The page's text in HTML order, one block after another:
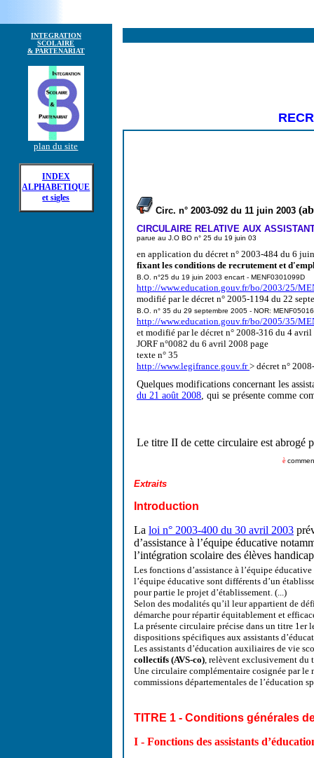
INTEGRATION
SCOLAIRE
& PARTENARIAT
plan du site
INDEX
ALPHABETIQUE
et sigles
Circ. n° 2003-092 du 11 juin 2003
CIRCULAIRE RELATIVE AUX
parue au J.O BO n° 25 du 19 juin 03
en application du décret n° 2003-484 du 6
fixant les conditions de recrutement et
B.O. n°25 du 19 juin 2003 encart - MENF0301099D
http://www.education.gouv.fr/bo/2003/25/
modifié par le décret n° 2005-1194 du 22
B.O. n° 35 du 29 septembre 2005 - NOR:
http://www.education.gouv.fr/bo/2005/35/
et modifié par le décret n° 2008-316 du 4
JORF n°0082 du 6 avril 2008 page
texte n° 35
http://www.legifrance.gouv.fr> décret n°
Quelques modifications concernant les
du 21 août 2008, qui se présente comme
Le titre II de cette circulaire est abrogé
è
Extraits
Introduction
La loi n° 2003-400 du 30 avril 2003
d’assistance à l’équipe éducative
l’intégration scolaire des élèves
Les fonctions d’assistance à l’équipe
l’équipe éducative sont différents d’un
pour partie le projet d’établissement. (...)
Selon des modalités qu’il leur appartient de
démarche pour répartir équitablement et
La présente circulaire précise dans un titre 1er
dispositions spécifiques aux assistants
Les assistants d’éducation auxiliaires de vie
collectifs (AVS-co), relèvent exclusivement du
Une circulaire complémentaire cosignée par le
commissions départementales de l’éducation
TITRE 1 - Conditions générales
I - Fonctions des assistants